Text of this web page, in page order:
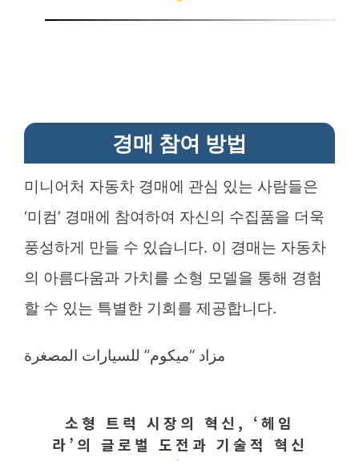
경매 참여 방법
미니어처 자동차 경매에 관심 있는 사람들은
‘미컴’ 경매에 참여하여 자신의 수집품을 더욱
풍성하게 만들 수 있습니다. 이 경매는 자동차
의 아름다움과 가치를 소형 모델을 통해 경험
할 수 있는 특별한 기회를 제공합니다.
مزاد “ميكوم” للسيارات المصغرة
소형 트럭 시장의 혁신, ‘헤임
라’의 글로벌 도전과 기술적 혁신